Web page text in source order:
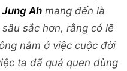
Jung Ah mang đến là
sắc hơn, rằng có lẽ
nằm ở việc cuộc đời
ta đã quá quen dùng